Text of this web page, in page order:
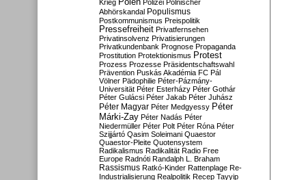
Krieg Polen Polizei Polnischer
Abhörskandal Populismus
Postkommunismus Preispolitik
Pressefreiheit Privatfernsehen
Privatinsolvenz Privatisierungen
Privatkundenbank Prognose Propaganda
Prostitution Protektionismus Protest
Prozess Prozesse Präsidentschaftswahl
Prävention Puskás Akadémia FC Pál
Völner Pädophilie Péter-Pázmány-
Universität Péter Esterházy Péter Gothár
Péter Gulácsi Péter Jakab Péter Juhász
Péter Magyar Péter Medgyessy Péter
Márki-Zay Péter Nadás Péter
Niedermüller Péter Polt Péter Róna Péter
Szijjártó Qasim Soleimani Quaestor
Quaestor-Pleite Quotensystem
Radikalismus Radikalität Radio Free
Europe Radnóti Randalph L. Braham
Rassismus Ratkó-Kinder Rattenplage Re-
Industrialisierung Realpolitik Recep Tayyip